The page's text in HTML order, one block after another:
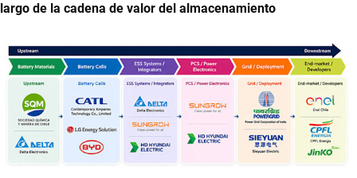
largo de la cadena de valor del almacenamiento